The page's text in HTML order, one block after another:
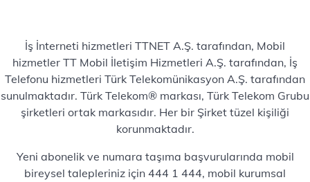
İş İnterneti hizmetleri TTNET A.Ş. tarafından, Mobil
hizmetler TT Mobil İletişim Hizmetleri A.Ş. tarafından, İş
Telefonu hizmetleri Türk Telekomünikasyon A.Ş. tarafından
sunulmaktadır. Türk Telekom® markası, Türk Telekom Grubu
şirketleri ortak markasıdır. Her bir Şirket tüzel kişiliği
korunmaktadır.
Yeni abonelik ve numara taşıma başvurularında mobil
bireysel talepleriniz için 444 1 444, mobil kurumsal